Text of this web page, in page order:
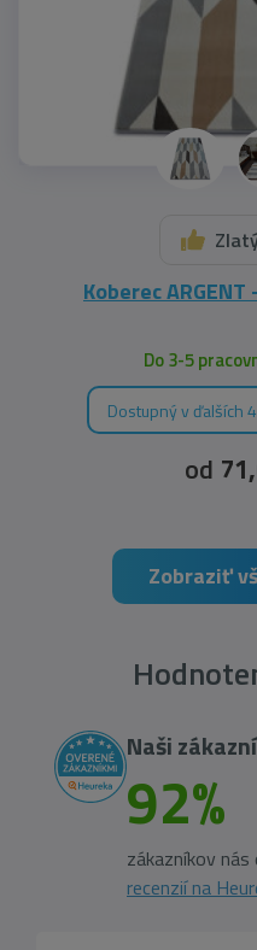
Koberec
Do 3-5
Dostupný v ďalších
od
Zobraziť
Naši
92%
zákazníkov nás
recenzií na